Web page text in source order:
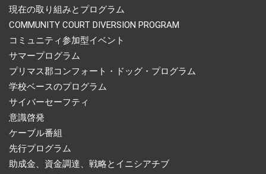
現在の取り組みとプログラム
COMMUNITY COURT DIVERSION PROGRAM
コミュニティ参加型イベント
サマープログラム
プリマス郡コンフォート・ドッグ・プログラム
学校ベースのプログラム
サイバーセーフティ
意識啓発
ケーブル番組
先行プログラム
助成金、資金調達、戦略とイニシアチブ